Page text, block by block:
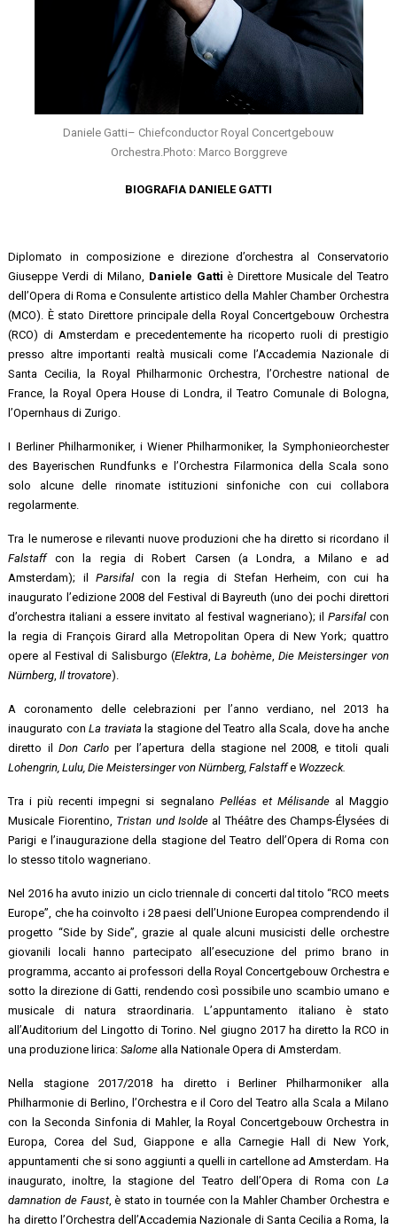
Daniele Gatti– Chiefconductor Royal Concertgebouw
Orchestra.Photo: Marco Borggreve
BIOGRAFIA DANIELE GATTI
Diplomato in composizione e direzione d’orchestra al Conservatorio
Giuseppe Verdi di Milano, Daniele Gatti è Direttore Musicale del Teatro
dell’Opera di Roma e Consulente artistico della Mahler Chamber Orchestra
(MCO). È stato Direttore principale della Royal Concertgebouw Orchestra
(RCO) di Amsterdam e precedentemente ha ricoperto ruoli di prestigio
presso altre importanti realtà musicali come l’Accademia Nazionale di
Santa Cecilia, la Royal Philharmonic Orchestra, l’Orchestre national de
France, la Royal Opera House di Londra, il Teatro Comunale di Bologna,
l’Opernhaus di Zurigo.
I Berliner Philharmoniker, i Wiener Philharmoniker, la Symphonieorchester
des Bayerischen Rundfunks e l’Orchestra Filarmonica della Scala sono
solo alcune delle rinomate istituzioni sinfoniche con cui collabora
regolarmente.
Tra le numerose e rilevanti nuove produzioni che ha diretto si ricordano il
Falstaff con la regia di Robert Carsen (a Londra, a Milano e ad
Amsterdam); il Parsifalcon la regia di Stefan Herheim, con cui ha
inaugurato l’edizione 2008 del Festival di Bayreuth (uno dei pochi direttori
d’orchestra italiani a essere invitato al festival wagneriano); il Parsifal con
la regia di François Girard alla Metropolitan Opera di New York; quattro
opere al Festival di Salisburgo (Elektra ,La bohème, Die Meistersinger von
Nürnberg ,Il trovatore).
A coronamento delle celebrazioni per l’anno verdiano, nel 2013 ha
inaugurato conLa traviata la stagione del Teatro alla Scala, dove ha anche
diretto il Don Carloper l’apertura della stagione nel 2008, e titoli quali
Lohengrin, Lulu, Die Meistersinger von Nürnberg, Falstaffe Wozzeck.
Tra i più recenti impegni si segnalano Pelléas et Mélisande al Maggio
Musicale Fiorentino, Tristan und Isoldeal Théâtre des Champs-Élysées di
Parigi e l’inaugurazione della stagione del Teatro dell’Opera di Roma con
lo stesso titolo wagneriano.
Nel 2016 ha avuto inizio un ciclo triennale di concerti dal titolo “RCO meets
Europe”, che ha coinvolto i 28 paesi dell’Unione Europea comprendendo il
progetto “Side by Side”, grazie al quale alcuni musicisti delle orchestre
giovanili locali hanno partecipato all’esecuzione del primo brano in
programma, accanto ai professori della Royal Concertgebouw Orchestra e
sotto la direzione di Gatti, rendendo così possibile uno scambio umano e
musicale di natura straordinaria. L’appuntamento italiano è stato
all’Auditorium del Lingotto di Torino. Nel giugno 2017 ha diretto la RCO in
una produzione lirica:Salomealla Nationale Opera di Amsterdam.
Nella stagione 2017/2018 ha diretto i Berliner Philharmoniker alla
Philharmonie di Berlino, l’Orchestra e il Coro del Teatro alla Scala a Milano
con la Seconda Sinfonia di Mahler, la Royal Concertgebouw Orchestra in
Europa, Corea del Sud, Giappone e alla Carnegie Hall di New York,
appuntamenti che si sono aggiunti a quelli in cartellone ad Amsterdam. Ha
inaugurato, inoltre, la stagione del Teatro dell’Opera di Roma con La
damnation de Faust, è stato in tournée con la Mahler Chamber Orchestra e
ha diretto l’Orchestra dell’Accademia Nazionale di Santa Cecilia a Roma, la